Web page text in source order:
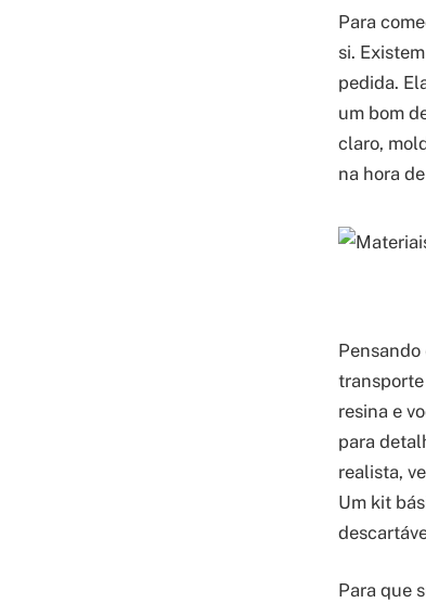
Para
si.
pedida.
um bom
claro,
na hora
transporte
resina e
para
realista,
Um kit
Para que